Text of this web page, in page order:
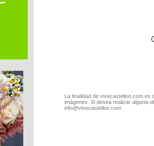
La finalidad de vivecastellon.com
imágenes. Si desea realizar alguna
info@vivecastellon.com